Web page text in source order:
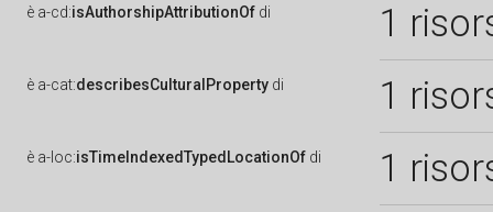
è a-cd:isAuthorshipAttributionOf di 1
è a-cat:describesCulturalProperty di 1
è a-loc:isTimeIndexedTypedLocationOf di 1